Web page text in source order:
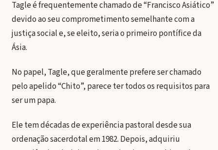
Tagle é frequentemente chamado de “Francisco Asiático”
devido ao seu comprometimento semelhante com a
justiça social e, se eleito,seria o primeiro pontífice da
Ásia.
No papel, Tagle, que geralmente prefere ser chamado
pelo apelido “Chito”, parece ter todos os requisitos para
ser um papa.
Ele tem décadas de experiência pastoral desde sua
ordenação sacerdotal em 1982. Depois, adquiriu